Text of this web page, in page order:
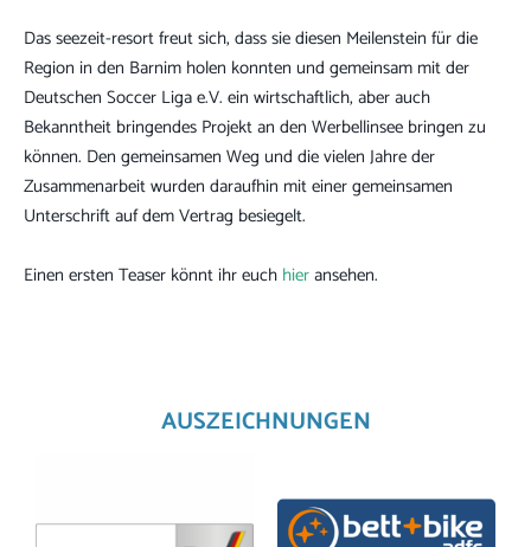
Das seezeit-resort freut sich, dass sie diesen Meilenstein für die
Region in den Barnim holen konnten und gemeinsam mit der
Deutschen Soccer Liga e.V. ein wirtschaftlich, aber auch
Bekanntheit bringendes Projekt an den Werbellinsee bringen zu
können. Den gemeinsamen Weg und die vielen Jahre der
Zusammenarbeit wurden daraufhin mit einer gemeinsamen
Unterschrift auf dem Vertrag besiegelt.
Einen ersten Teaser könnt ihr euch hieransehen.
AUSZEICHNUNGEN